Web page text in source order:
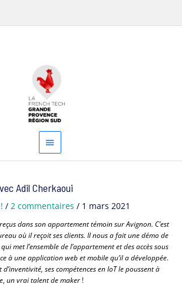
principal
Adil Cherkaoui
/2 commentaires / 1 mars 2021
dans son appartement témoin sur Avignon. C’est
où il reçoit ses clients. Il nous a fait une démo de
met l’ensemble de l’appartement et des accès sous
à une application web et mobile qu’il a développée.
ses compétences en IoT le poussent à
,un vrai talent de maker !